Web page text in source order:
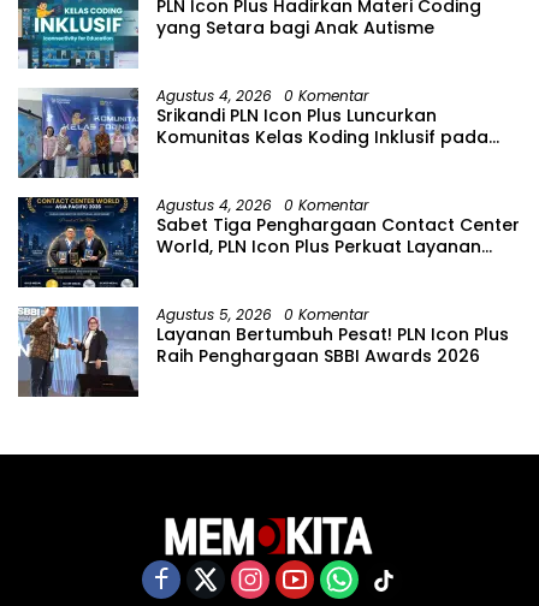
PLN Icon Plus Hadirkan Materi Coding
yang Setara bagi Anak Autisme
Agustus 4, 2026 0 Komentar
Srikandi PLN Icon Plus Luncurkan
Komunitas Kelas Koding Inklusif pada
Agustus 4, 2026 0 Komentar
Sabet Tiga Penghargaan Contact Center
World, PLN Icon Plus Perkuat Layanan
Agustus 5, 2026 0 Komentar
Layanan Bertumbuh Pesat! PLN Icon Plus
Raih Penghargaan SBBI Awards 2026